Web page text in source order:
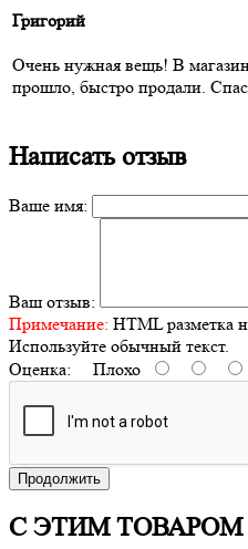
Григорий
Очень нужная вещь! В
прошло, быстро продали.
Написать отзыв
Ваше имя:
Ваш отзыв:
Примечание: HTML разметка
Используйте обычный текст.
Оценка: Плохо
Продолжить
С ЭТИМ